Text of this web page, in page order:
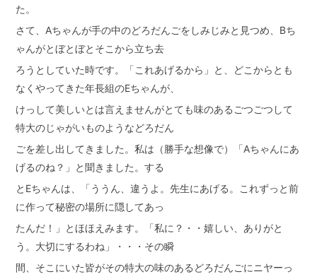
た。
さて、Aちゃんが手の中のどろだんごをしみじみと見つめ、Bち
ゃんがとぼとぼとそこから立ち去
ろうとしていた時です。「これあげるから」と、どこからとも
なくやってきた年長組のEちゃんが、
けっして美しいとは言えませんがとても味のあるごつごつして
特大のじゃがいものようなどろだん
ごを差し出してきました。私は（勝手な想像で）「Aちゃんにあ
げるのね？」と聞きました。する
とEちゃんは、「ううん、違うよ。先生にあげる。これずっと前
に作って秘密の場所に隠してあっ
たんだ！」とほほえみます。「私に？・・嬉しい、ありがと
う。大切にするわね」・・・その瞬
間、そこにいた皆がその特大の味のあるどろだんごにニヤーっ